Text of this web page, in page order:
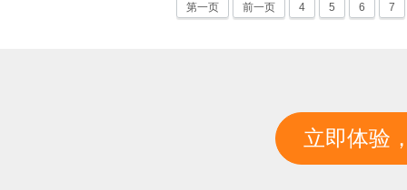
第一页 前一页 4 5 6 7
立即体验